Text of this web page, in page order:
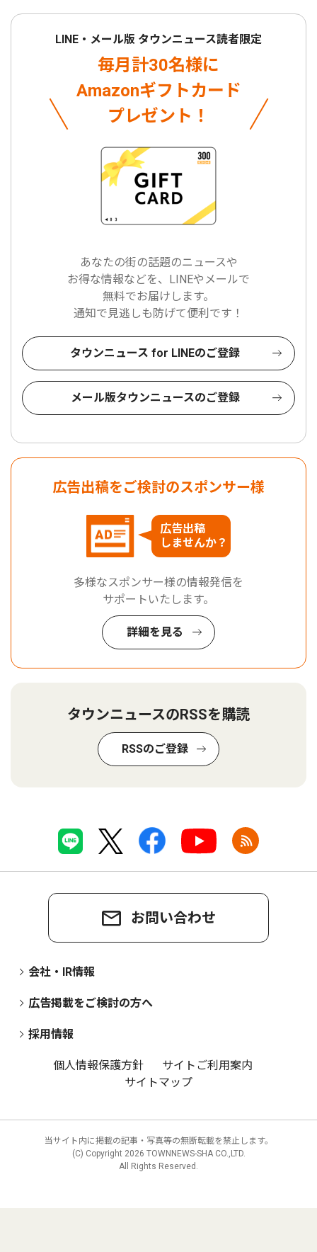
LINE・メール版 タウンニュース読者限定
毎月計30名様に
Amazonギフトカード
プレゼント！
あなたの街の話題のニュースや
お得な情報などを、LINEやメールで
無料でお届けします。
通知で見逃しも防げて便利です！
タウンニュース for LINEのご登録
メール版タウンニュースのご登録
広告出稿をご検討のスポンサー様
広告出稿
しませんか？
多様なスポンサー様の情報発信を
サポートいたします。
詳細を見る
タウンニュースのRSSを購読
RSSのご登録
お問い合わせ
会社・IR情報
広告掲載をご検討の方へ
採用情報
個人情報保護方針
サイトご利用案内
サイトマップ
当サイト内に掲載の記事・写真等の無断転載を禁止します。
(C) Copyright 2026 TOWNNEWS-SHA CO.,LTD.
All Rights Reserved.